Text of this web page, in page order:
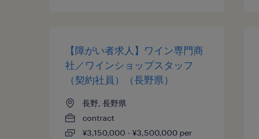
【障がい者求人】ワイン専門商
社／ワインショップスタッフ
（契約社員）（長野県）
長野, 長野県
contract
¥3,150,000 - ¥3,500,000 per